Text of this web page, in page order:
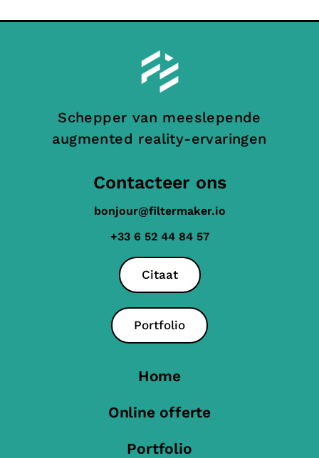
Schepper van meeslepende
augmented reality-ervaringen
Contacteer ons
bonjour@filtermaker.io
+33 6 52 44 84 57
Citaat
Portfolio
Home
Online offerte
Portfolio